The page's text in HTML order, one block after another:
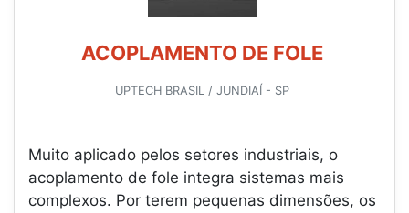
ACOPLAMENTO DE FOLE
UPTECH BRASIL / JUNDIAÍ - SP
Muito aplicado pelos setores industriais, o
acoplamento de fole integra sistemas mais
complexos. Por terem pequenas dimensões, os